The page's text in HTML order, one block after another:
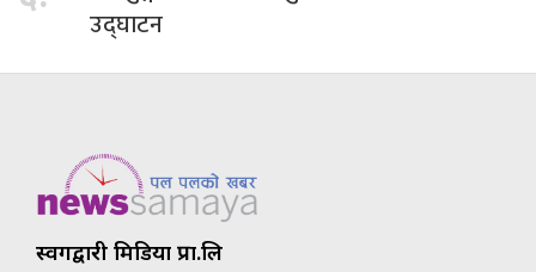
उद्घाटन
स्वर्गद्वारी मिडिया प्रा.लि